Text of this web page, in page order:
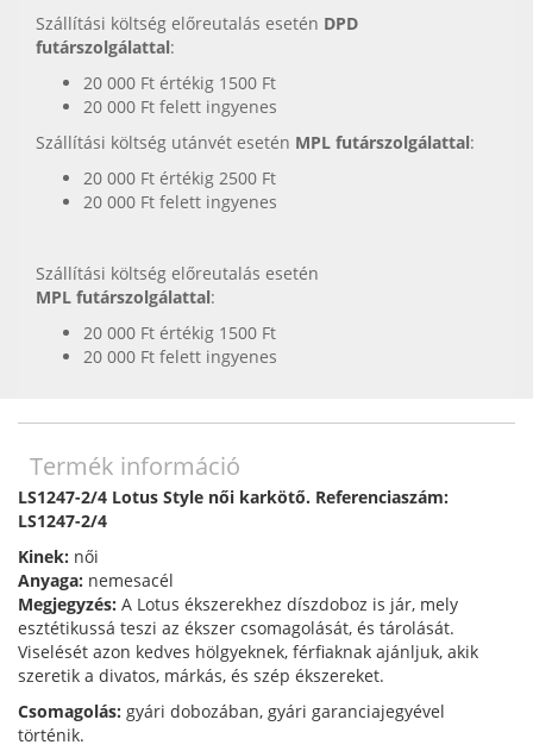
Szállítási költség előreutalás esetén DPD
futárszolgálattal:
20 000 Ft értékig 1500 Ft
20 000 Ft felett ingyenes
Szállítási költség utánvét esetén MPL futárszolgálattal:
20 000 Ft értékig 2500 Ft
20 000 Ft felett ingyenes
Szállítási költség előreutalás esetén
MPL futárszolgálattal:
20 000 Ft értékig 1500 Ft
20 000 Ft felett ingyenes
Termék információ
LS1247-2/4 Lotus Style női karkötő. Referenciaszám:
LS1247-2/4
Kinek: női
Anyaga: nemesacél
Megjegyzés: A Lotus ékszerekhez díszdoboz is jár, mely
esztétikussá teszi az ékszer csomagolását, és tárolását.
Viselését azon kedves hölgyeknek, férfiaknak ajánljuk, akik
szeretik a divatos, márkás, és szép ékszereket.
Csomagolás: gyári dobozában, gyári garanciajegyével
történik.